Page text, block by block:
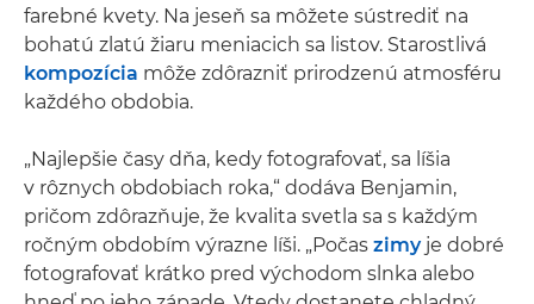
farebné kvety. Na jeseň sa môžete sústrediť na
bohatú zlatú žiaru meniacich sa listov. Starostlivá
kompozícia môže zdôrazniť prirodzenú atmosféru
každého obdobia.
„Najlepšie časy dňa, kedy fotografovať, sa líšia
v rôznych obdobiach roka,“ dodáva Benjamin,
pričom zdôrazňuje, že kvalita svetla sa s každým
ročným obdobím výrazne líši. „Počas zimyje dobré
fotografovať krátko pred východom slnka alebo